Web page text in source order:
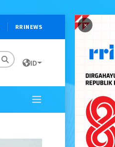
×
RRINEWS
ID